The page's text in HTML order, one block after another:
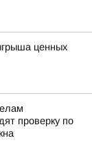
ценных
проверку по